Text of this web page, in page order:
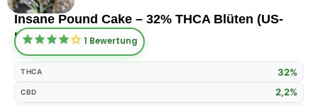
Insane Pound Cake – 32% THCA Blüten (US-
IMPORT-A++)
1 Bewertung
THCA 32%
CBD 2,2%